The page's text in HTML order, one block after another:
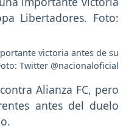
victoria antes de su
Twitter @nacionaloficial
Alianza FC, pero
antes del duelo